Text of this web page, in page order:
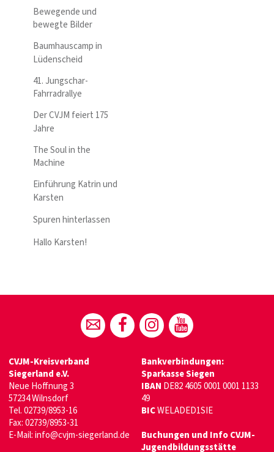
Bewegende und
bewegte Bilder
Baumhauscamp in
Lüdenscheid
41. Jungschar-
Fahrradrallye
Der CVJM feiert 175
Jahre
The Soul in the
Machine
Einführung Katrin und
Karsten
Spuren hinterlassen
Hallo Karsten!
CVJM-Kreisverband
Siegerland e.V.
Neue Hoffnung 3
57234 Wilnsdorf
Tel. 02739/8953-16
Fax: 02739/8953-31
E-Mail:info@cvjm-siegerland.de
Bankverbindungen:
Sparkasse Siegen
IBAN DE82 4605 0001 0001 1133
49
BICWELADED1SIE
Buchungen und Info CVJM-
Jugendbildungsstätte